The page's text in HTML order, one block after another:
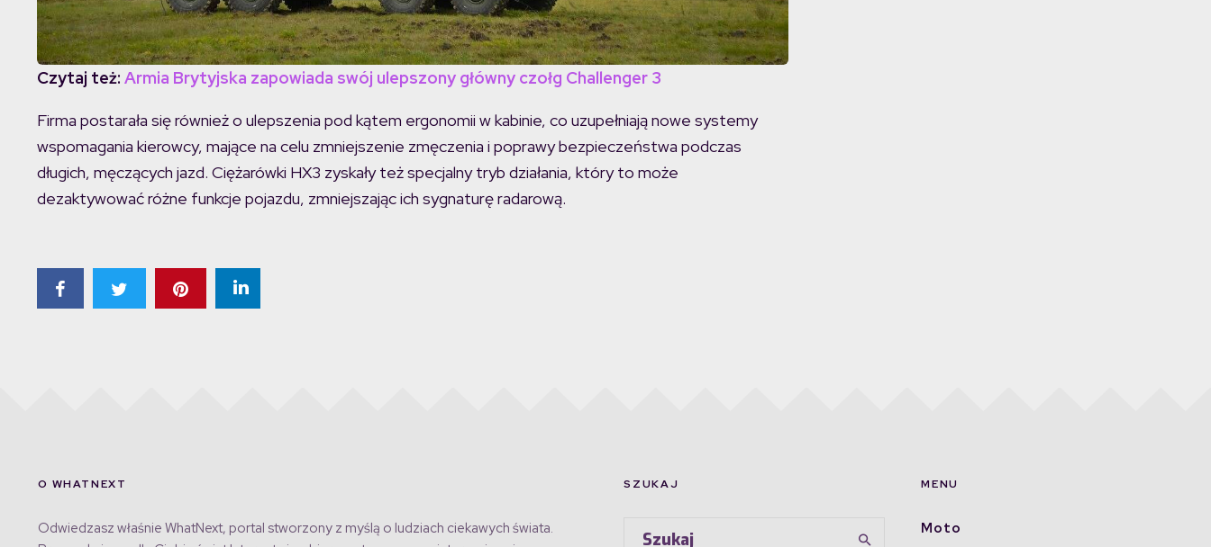
Czytaj też: Armia Brytyjska zapowiada swój ulepszony główny czołg Challenger 3
Firma postarała się również o ulepszenia pod kątem ergonomii w kabinie, co uzupełniają nowe systemy
wspomagania kierowcy, mające na celu zmniejszenie zmęczenia i poprawy bezpieczeństwa podczas
długich, męczących jazd. Ciężarówki HX3 zyskały też specjalny tryb działania, który to może
dezaktywować różne funkcje pojazdu, zmniejszając ich sygnaturę radarową.
O WHATNEXT
Odwiedzasz właśnie WhatNext, portal stworzony z myślą o ludziach ciekawych świata.
SZUKAJ MENU
Moto